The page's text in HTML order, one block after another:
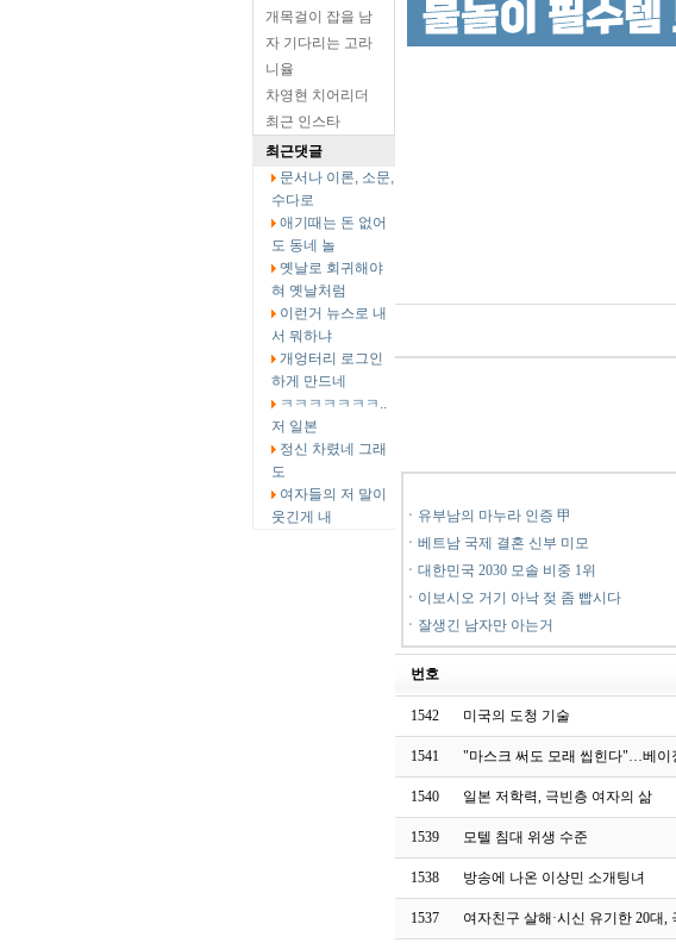
개목걸이 잡을 남
자 기다리는 고라
니율
차영현 치어리더
최근 인스타
최근댓글
문서나 이론, 소문,
수다로
애기때는 돈 없어
도 동네 놀
옛날로 회귀해야
혀 옛날처럼
이런거 뉴스로 내
서 뭐하냐
개엉터리 로그인
하게 만드네
ㅋㅋㅋㅋㅋㅋㅋ..
저 일본
정신 차렸네 그래
도
여자들의 저 말이
웃긴게 내
ㆍ 유부남의 마누라 인증 甲
ㆍ 베트남 국제 결혼 신부 미모
ㆍ 대한민국 2030 모솔 비중 1위
ㆍ 이보시오 거기 아낙 젖 좀 빱시다
ㆍ 잘생긴 남자만 아는거
번호
1542 미국의 도청 기술
1541 "마스크 써도 모래 씹힌다"…베이
1540 일본 저학력, 극빈층 여자의 삶
1539 모텔 침대 위생 수준
1538 방송에 나온 이상민 소개팅녀
1537 여자친구 살해·시신 유기한 20